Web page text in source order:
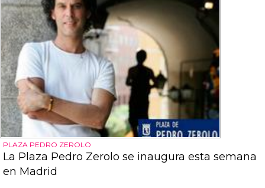
PLAZA PEDRO ZEROLO
La Plaza Pedro Zerolo se inaugura esta semana
en Madrid